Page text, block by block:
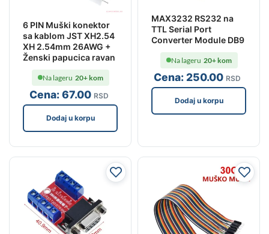
6 PIN Muški konektor
sa kablom JST XH2.54
XH 2.54mm 26AWG +
Ženski papucica ravan
Cena:67.00 RSD
Na lageru 20+ kom
Dodaj u korpu
MAX3232 RS232 na
TTL Serial Port
Converter Module DB9
Cena: 250.00 RSD
Na lageru 20+ kom
Dodaj u korpu